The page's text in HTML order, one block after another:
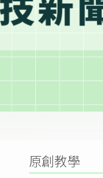
原創教學